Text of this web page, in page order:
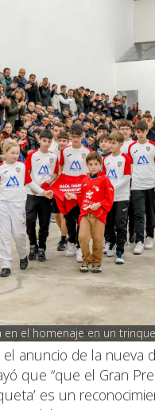
el homenaje en un
anuncio de la nueva
que “que el Gran
es un